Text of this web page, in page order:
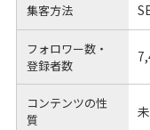
集客方法
フォロワー数・
登録者数
コンテンツの性
質